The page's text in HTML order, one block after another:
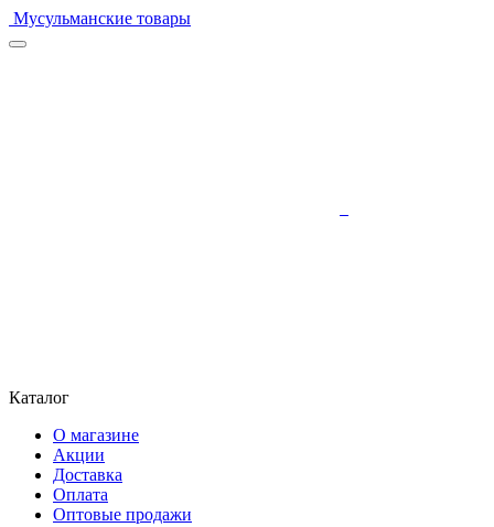
Мусульманские товары
Каталог
О магазине
Акции
Доставка
Оплата
Оптовые продажи